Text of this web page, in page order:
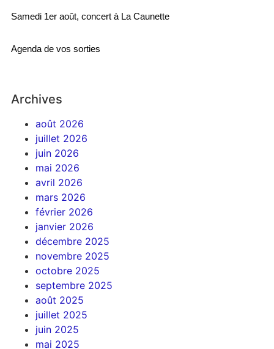
Samedi 1er août, concert à La Caunette
Agenda de vos sorties
Archives
août 2026
juillet 2026
juin 2026
mai 2026
avril 2026
mars 2026
février 2026
janvier 2026
décembre 2025
novembre 2025
octobre 2025
septembre 2025
août 2025
juillet 2025
juin 2025
mai 2025